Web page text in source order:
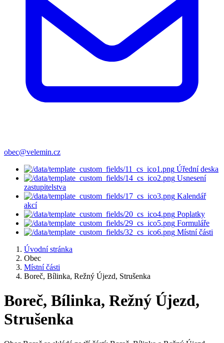
obec@velemin.cz
Úřední deska
Usnesení
zastupitelstva
Kalendář
akcí
Poplatky
Formuláře
Místní části
Úvodní stránka
Obec
Místní části
Boreč, Bílinka, Režný Újezd, Strušenka
Boreč, Bílinka, Režný Újezd,
Strušenka